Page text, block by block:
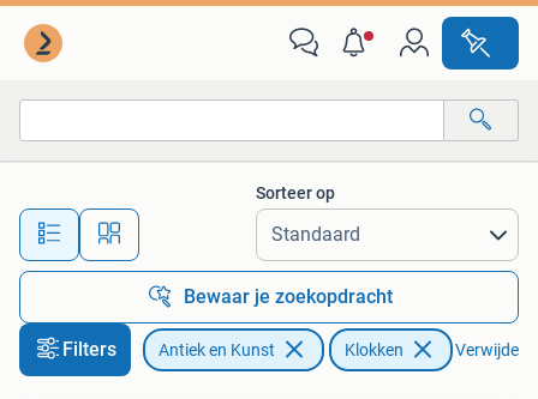
Alle afstanden…
Sorteer op
Bewaar je zoekopdracht
Filters Antiek en Kunst Klokken Verwijder